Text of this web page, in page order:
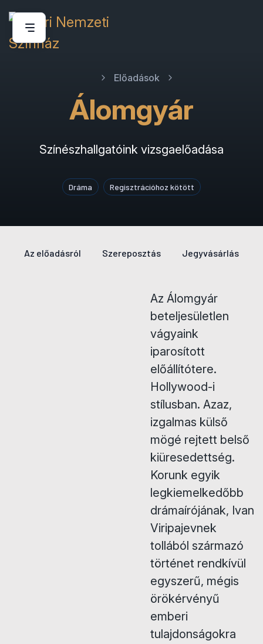
Előadások
Álomgyár
Színészhallgatóink vizsgaelőadása
Dráma Regisztrációhoz kötött
Az előadásról Szereposztás Jegyvásárlás
Az Álomgyár
beteljesületlen
vágyaink
iparosított
előállítótere.
Hollywood-i
stílusban. Azaz,
izgalmas külső
mögé rejtett belső
kiüresedettség.
Korunk egyik
legkiemelkedőbb
drámaírójának, Ivan
Viripajevnek
tollából származó
történet rendkívül
egyszerű, mégis
örökérvényű
emberi
tulajdonságokra